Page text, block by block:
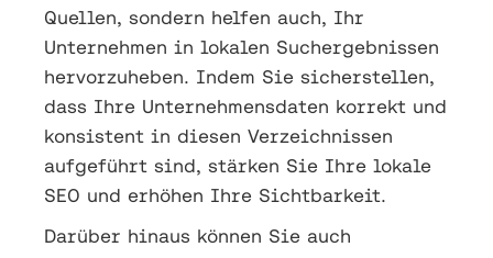
Quellen, sondern helfen auch, Ihr
Unternehmen in lokalen Suchergebnissen
hervorzuheben. Indem Sie sicherstellen,
dass Ihre Unternehmensdaten korrekt und
konsistent in diesen Verzeichnissen
aufgeführt sind, stärken Sie Ihre lokale
SEO und erhöhen Ihre Sichtbarkeit.
Darüber hinaus können Sie auch